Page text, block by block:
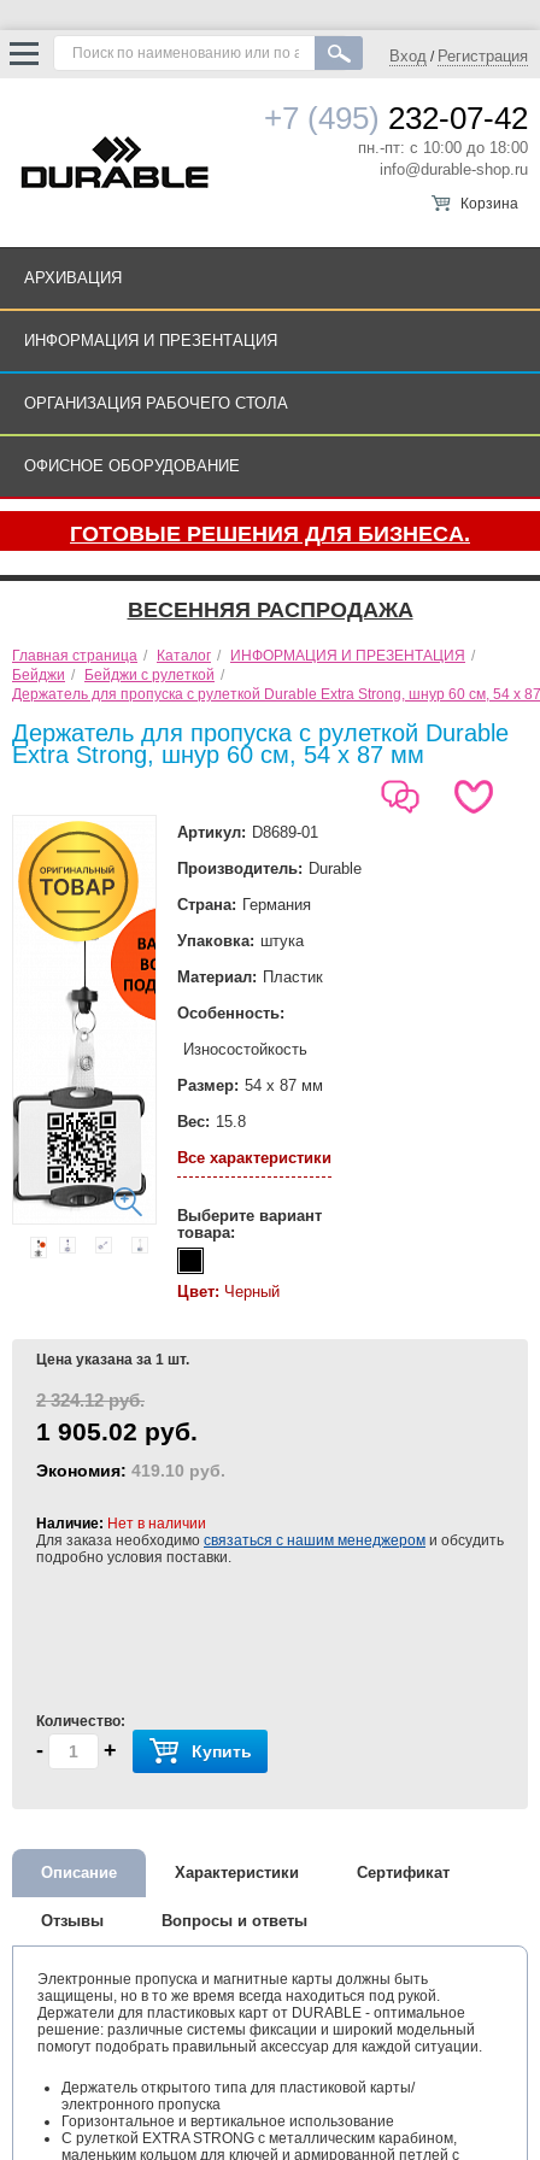
Вход / Регистрация
+7 (495) 232-07-42
пн.-пт: с 10:00 до 18:00
info@durable-shop.ru
Корзина
АРХИВАЦИЯ
ИНФОРМАЦИЯ И ПРЕЗЕНТАЦИЯ
ОРГАНИЗАЦИЯ РАБОЧЕГО СТОЛА
ОФИСНОЕ ОБОРУДОВАНИЕ
ГОТОВЫЕ РЕШЕНИЯ ДЛЯ БИЗНЕСА.
ВЕСЕННЯЯ РАСПРОДАЖА
Главная страница / Каталог / ИНФОРМАЦИЯ И ПРЕЗЕНТАЦИЯ /
Бейджи / Бейджи с рулеткой /
Держатель для пропуска с рулеткой Durable Extra Strong, шнур 60 см, 54 х
Держатель для пропуска с рулеткой Durable
Extra Strong, шнур 60 см, 54 х 87 мм
Артикул: D8689-01
Производитель: Durable
Страна: Германия
Упаковка: штука
Материал: Пластик
Особенность:
Износостойкость
Размер: 54 x 87 мм
Вес: 15.8
Все характеристики
Выберите вариант
товара:
Цвет: Черный
Цена указана за 1 шт.
2 324.12 руб.
1 905.02 руб.
Экономия: 419.10 руб.
Наличие: Нет в наличии
Для заказа необходимо связаться с нашим менеджером и обсудить
подробно условия поставки.
Количество:
- + Купить
Описание Характеристики Сертификат
Отзывы Вопросы и ответы
Электронные пропуска и магнитные карты должны быть
защищены, но в то же время всегда находиться под рукой.
Держатели для пластиковых карт от DURABLE - оптимальное
решение: различные системы фиксации и широкий модельный
помогут подобрать правильный аксессуар для каждой ситуации.
Держатель открытого типа для пластиковой карты/
электронного пропуска
Горизонтальное и вертикальное использование
С рулеткой EXTRA STRONG с металлическим карабином,
маленьким кольцом для ключей и армированной петлей с